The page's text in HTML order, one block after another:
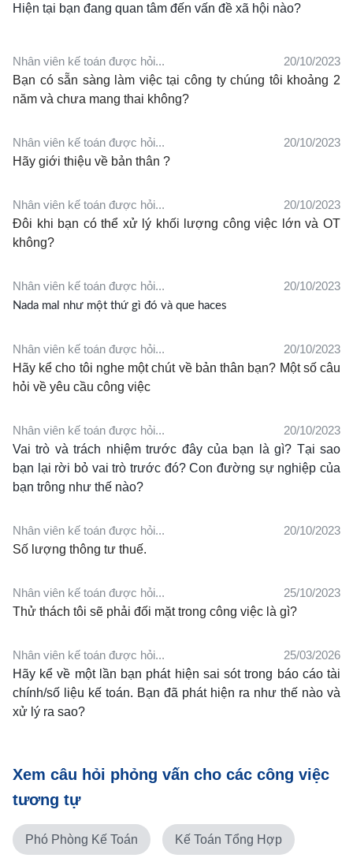
đó là những điều bắt buộc đối với bất kỳ con người
nhớ được =_=
Hiện tại bạn đang quan tâm đến vấn đề xã hội nào?
Nhân viên kế toán được hỏi...
20/10/2023
Bạn có sẵn sàng làm việc tại công ty chúng tôi khoảng 2
năm và chưa mang thai không?
Nhân viên kế toán được hỏi...
20/10/2023
Hãy giới thiệu về bản thân ?
Nhân viên kế toán được hỏi...
20/10/2023
Đôi khi bạn có thể xử lý khối lượng công việc lớn và OT
không?
Nhân viên kế toán được hỏi... 20/10/2023
Nada mal như một thứ gì đó và que haces
Nhân viên kế toán được hỏi...
20/10/2023
Hãy kể cho tôi nghe một chút về bản thân bạn? Một số câu
hỏi về yêu cầu công việc
Nhân viên kế toán được hỏi...
20/10/2023
Vai trò và trách nhiệm trước đây của bạn là gì? Tại sao
bạn lại rời bỏ vai trò trước đó?Con đường sự nghiệp của
bạn trông như thế nào?
Nhân viên kế toán được hỏi...
20/10/2023
Số lượng thông tư thuế.
Nhân viên kế toán được hỏi...
25/10/2023
Thử thách tôi sẽ phải đối mặt trong công việc là gì?
Nhân viên kế toán được hỏi...
25/03/2026
Hãy kể về một lần bạn phát hiện sai sót trong báo cáo tài
chính/số liệu kế toán. Bạn đã phát hiện ra như thế nào và
xử lý ra sao?
Xem câu hỏi phỏng vấn cho các công việc
tương tự
Phó Phòng Kế Toán Kế Toán Tổng Hợp